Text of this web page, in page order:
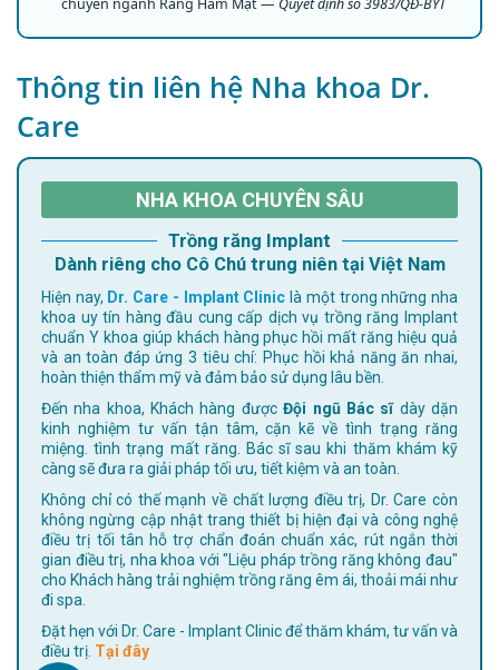
Thông tin liên hệ Nha khoa Dr.
Care
NHA KHOA CHUYÊN SÂU
Trồng răng Implant
Dành riêng cho Cô Chú trung niên tại Việt Nam
Hiện nay, Dr. Care - Implant Clinic là một trong những nha
khoa uy tín hàng đầu cung cấp dịch vụ trồng răng Implant
chuẩn Y khoa giúp khách hàng phục hồi mất răng hiệu quả
và an toàn đáp ứng 3 tiêu chí: Phục hồi khả năng ăn nhai,
hoàn thiện thẩm mỹ và đảm bảo sử dụng lâu bền.
Đến nha khoa, Khách hàng đượcĐội ngũ Bác sĩdày dặn
kinh nghiệm tư vấn tận tâm, cặn kẽ về tình trạng răng
miệng. tình trạng mất răng. Bác sĩ sau khi thăm khám kỹ
càng sẽ đưa ra giải pháp tối ưu, tiết kiệm và an toàn.
Không chỉ có thế mạnh về chất lượng điều trị, Dr. Care còn
không ngừng cập nhật trang thiết bị hiện đại và công nghệ
điều trị tối tân hỗ trợ chẩn đoán chuẩn xác, rút ngắn thời
gian điều trị, nha khoa với "Liệu pháp trồng răng không đau"
cho Khách hàng trải nghiệm trồng răng êm ái, thoải mái như
đi spa.
Đặt hẹn với Dr. Care - Implant Clinic để thăm khám, tư vấn và
điều trị. Tại đây